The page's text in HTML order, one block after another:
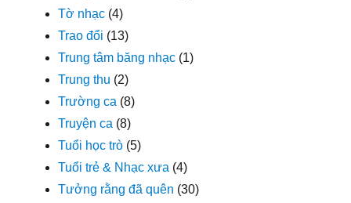
Tờ nhạc (4)
Trao đổi (13)
Trung tâm băng nhạc (1)
Trung thu (2)
Trường ca (8)
Truyện ca (8)
Tuổi học trò (5)
Tuổi trẻ & Nhạc xưa (4)
Tưởng rằng đã quên (30)